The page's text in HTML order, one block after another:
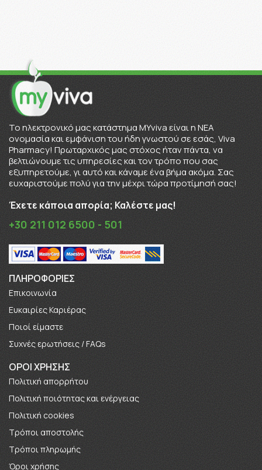
To ηλεκτρονικό μας κατάστημα MYviva είναι η ΝΕΑ
ονομασία και εμφάνιση του ήδη γνωστού σε εσάς, Viva
Pharmacy! Πρωταρχικός μας στόχος ήταν πάντα, να
βελτιώνουμε τις υπηρεσίες και τον τρόπο που σας
εξυπηρετούμε, γι αυτό και κάναμε ένα βήμα ακόμα. Σας
ευχαριστούμε πολύ για την μέχρι τώρα προτίμησή σας!
Έχετε κάποια απορία; Καλέστε μας!
+30 211 012 6500 - 501
ΠΛΗΡΟΦΟΡΊΕΣ
Επικοινωνία
Ευκαιρίες Καριέρας
Πoιοί είμαστε
Συχνές ερωτήσεις / FAQs
ΟΡΟΙ ΧΡΗΣΗΣ
Πολιτική απορρήτου
Πολιτική ποιότητας και ενέργειας
Πολιτική cookies
Τρόποι αποστολής
Τρόποι πληρωμής
Όροι χρήσης